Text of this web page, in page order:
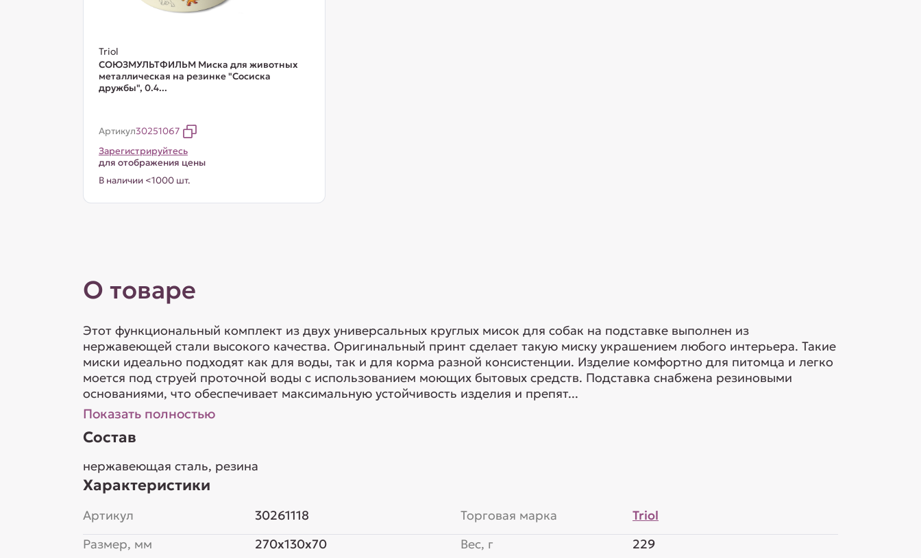
Triol
СОЮЗМУЛЬТФИЛЬМ Миска для животных
металлическая на резинке "Сосиска
дружбы", 0.4...
Артикул30251067
Зарегистрируйтесь
для отображения цены
В наличии <1000 шт.
О товаре
Этот функциональный комплект из двух универсальных круглых мисок для собак на подставке выполнен из
нержавеющей стали высокого качества. Оригинальный принт сделает такую миску украшением любого интерьера. Такие
миски идеально подходят как для воды, так и для корма разной консистенции. Изделие комфортно для питомца и легко
моется под струей проточной воды с использованием моющих бытовых средств. Подставка снабжена резиновыми
основаниями, что обеспечивает максимальную устойчивость изделия и препят...
Показать полностью
Состав
нержавеющая сталь, резина
Характеристики
Артикул
30261118
Размер, мм
270x130x70
Торговая марка
Triol
Вес, г
229